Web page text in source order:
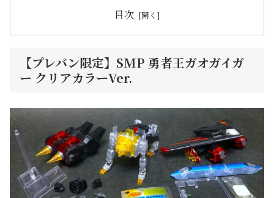
目次
【プレバン限定】SMP 勇者王ガオガイガ
ー クリアカラーVer.